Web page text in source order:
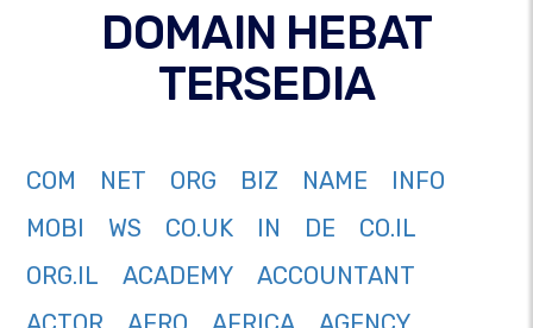
DOMAIN HEBAT
TERSEDIA
COM NET ORG BIZ NAME
INFO
MOBI
WS CO.UK IN DE
CO.IL
ORG.IL
ACADEMY
ACCOUNTANT